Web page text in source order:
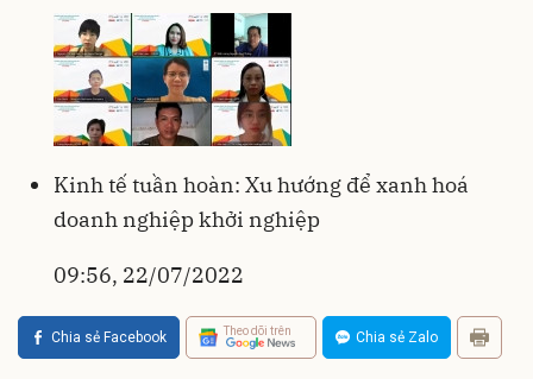
Kinh tế tuần hoàn: Xu hướng để xanh hoá
doanh nghiệp khởi nghiệp
09:56, 22/07/2022
Chia sẻ Facebook Theo dõi trên Chia sẻ Zalo